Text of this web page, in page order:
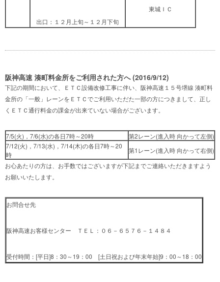
出口：１２月上旬～１２月下旬
東城ＩＣ
阪神高速 湊町料金所をご利用された方へ (2016/9/12)
下記の期間において、ＥＴＣ設備改修工事に伴い、阪神高速１５号堺線 湊町料
金所の「一般」レーンをＥＴＣでご利用いただた一部の方につきまして、正し
くＥＴＣ通行料金の課金が出来ていない場合がございます。
7/5(火)，7/6(水)の各日7時～20時
第2レーン(進入時 向かって左側)
7/12(火)，7/13(水)，7/14(木)の各日7時～20
時
第1レーン(進入時 向かって右側)
お心あたりの方は、お手数ではございますが下記までご連絡いただきますよう
お願いいたします。
お問合せ先
阪神高速お客様センター ＴＥＬ：０６－６５７６－１４８４
受付時間：[平日]8：30～19：00 [土日祝および年末年始]9：00～18：00